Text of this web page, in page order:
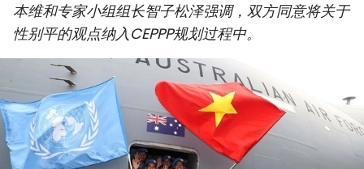
社会
环保
文化
体育
本维和专家小组组长智子松泽强调，双方同意将关于
性别平的观点纳入CEPPP规划过程中。